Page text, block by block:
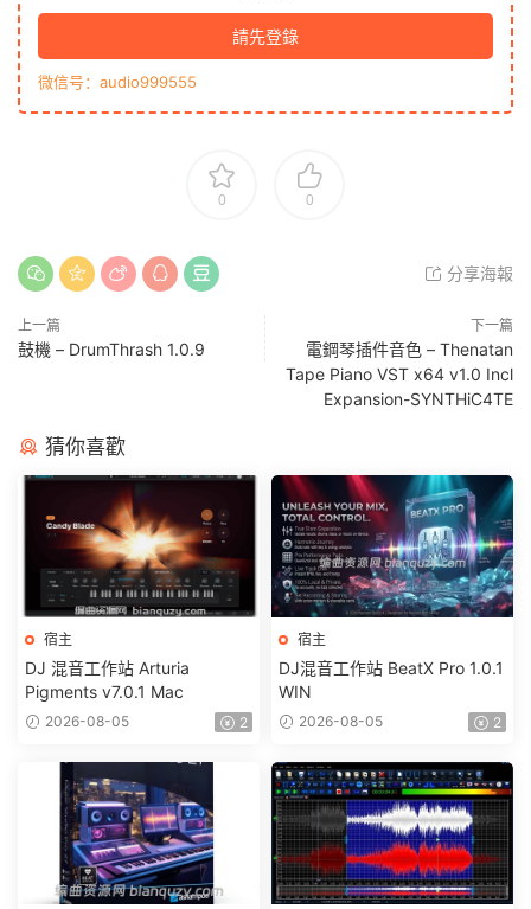
請先登錄
微信号：audio999555
0 0
分享海報
上一篇
鼓機 – DrumThrash 1.0.9
下一篇
電鋼琴插件音色 – Thenatan
Tape Piano VST x64 v1.0 Incl
Expansion-SYNTHiC4TE
猜你喜歡
宿主
DJ 混音工作站 Arturia
Pigments v7.0.1 Mac
2026-08-05 2
宿主
DJ混音工作站 BeatX Pro 1.0.1
WIN
2026-08-05 2